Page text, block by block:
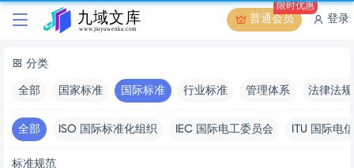
普通会员
限时优惠
登录
分类
全部 国家标准 国际标准 行业标准 管理体系 法律法规
全部 ISO 国际标准化组织 IEC 国际电工委员会 ITU 国际电
标准规范